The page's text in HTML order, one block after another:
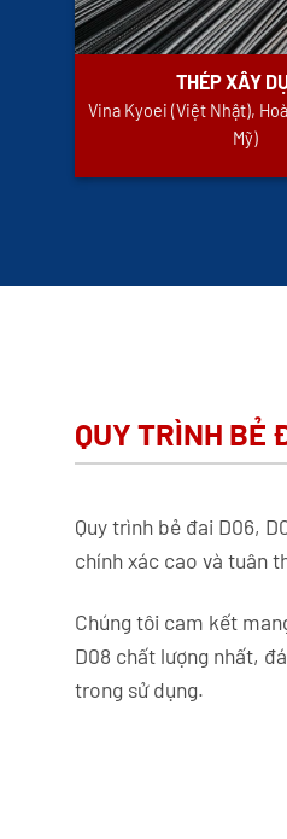
THÉP XÂY
Vina Kyoei (Việt Nhật),
Mỹ)
QUY TRÌNH BẺ
Quy trình bẻ đai D06,
chính xác cao và tuân
Chúng tôi cam kết
D08 chất lượng nhất,
trong sử dụng.